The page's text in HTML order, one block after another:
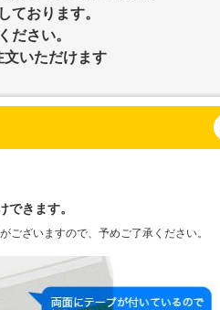
ております。
ださい。
いただけます
きます。
ざいますので、予めご了承ください。